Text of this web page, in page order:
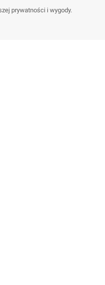
prywatności i wygody.